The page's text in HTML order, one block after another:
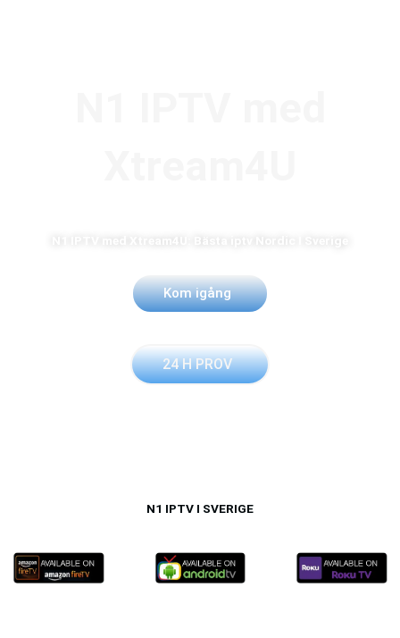
Kom igång
24 H PROV
N1 IPTV I SVERIGE